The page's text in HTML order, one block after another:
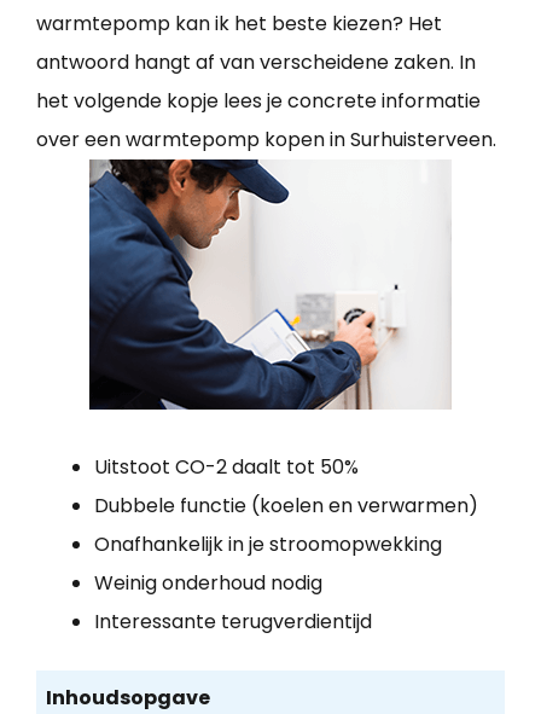
warmtepomp kan ik het beste kiezen? Het
antwoord hangt af van verscheidene zaken. In
het volgende kopje lees je concrete informatie
over een warmtepomp kopen in Surhuisterveen.
Uitstoot CO-2 daalt tot 50%
Dubbele functie (koelen en verwarmen)
Onafhankelijk in je stroomopwekking
Weinig onderhoud nodig
Interessante terugverdientijd
Inhoudsopgave